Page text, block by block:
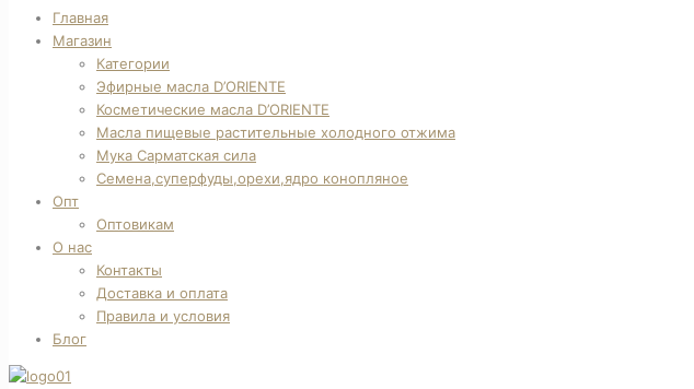
Главная
Магазин
Категории
Эфирные масла D’ORIENTE
Косметические масла D’ORIENTE
Масла пищевые растительные холодного отжима
Мука Сарматская сила
Семена,суперфуды,орехи,ядро конопляное
Опт
Оптовикам
О нас
Контакты
Доставка и оплата
Правила и условия
Блог